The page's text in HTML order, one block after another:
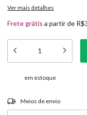
Ver mais detalhes
Frete grátis a partir de
em estoque
Entregas para o CEP:
Meios de envio